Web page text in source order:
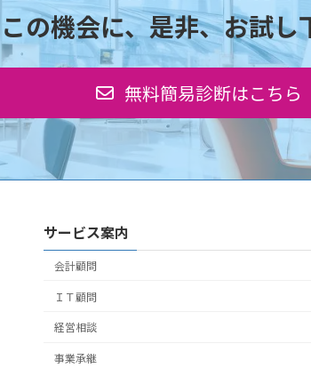
この機会に、是非、お試し
無料簡易診断はこちら
サービス案内
会計顧問
ＩＴ顧問
経営相談
事業承継